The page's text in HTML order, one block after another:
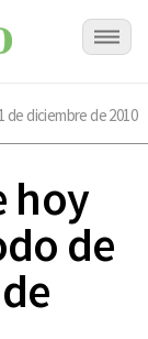
de diciembre de 2010
hoy
de